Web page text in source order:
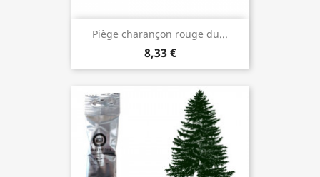
Piège charançon rouge du...
8,33 €